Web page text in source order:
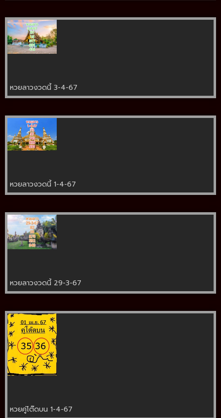
หวยลาวงวดนี้ 3-4-67
หวยลาวงวดนี้ 1-4-67
หวยลาวงวดนี้ 29-3-67
หวยคู่โต๊ดบน 1-4-67